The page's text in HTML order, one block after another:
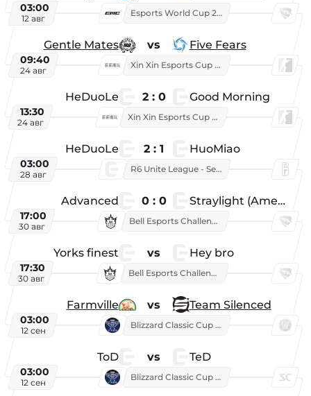
03:00
12 авг
Esports World Cup 2026
Gentle Mates vs Five Fears
09:40
24 авг
Xin Xin Esports Cup 2025
HeDuoLe 2 : 0 Good Morning
13:30
24 авг
Xin Xin Esports Cup 2026
HeDuoLe 2 : 1 HuoMiao
03:00
28 авг
R6 Unite League - Season 1
Advanced 0 : 0 Straylight (American team)
17:00
30 авг
Bell Esports Challenge 2026
Yorks finest vs Hey bro
17:30
30 авг
Bell Esports Challenge 2026
Farmville vs Team Silenced
03:00
12 сен
Blizzard Classic Cup 2026
ToD vs TeD
03:00
12 сен
Blizzard Classic Cup 2026